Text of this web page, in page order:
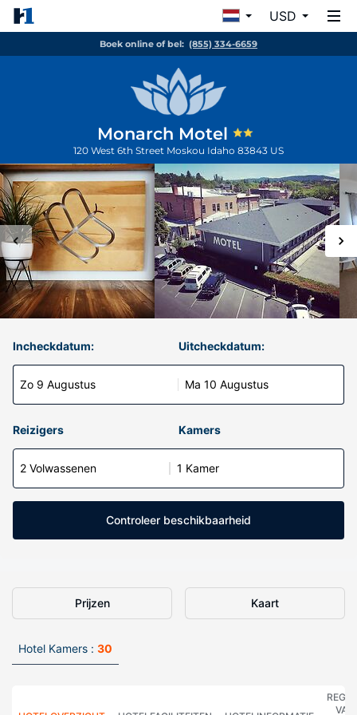
USD
Boek online of bel: (855) 334-6659
Monarch Motel
120 West 6th Street Moskou Idaho 83843 US
Incheckdatum:
Zo 9 Augustus
Uitcheckdatum:
Ma 10 Augustus
Reizigers Kamers
2 Volwassenen 1 Kamer
Controleer beschikbaarheid
Prijzen Kaart
Hotel Kamers : 30
VAN